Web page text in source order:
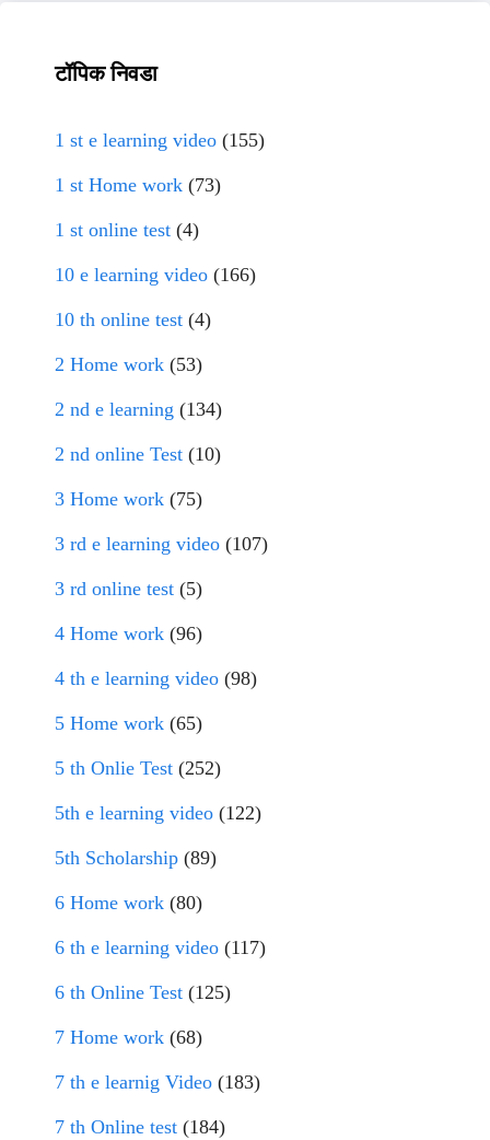
टॉपिक निवडा
1 st e learning video (155)
1 st Home work (73)
1 st online test (4)
10 e learning video (166)
10 th online test (4)
2 Home work (53)
2 nd e learning (134)
2 nd online Test (10)
3 Home work (75)
3 rd e learning video (107)
3 rd online test (5)
4 Home work (96)
4 th e learning video (98)
5 Home work (65)
5 th Onlie Test (252)
5th e learning video (122)
5th Scholarship (89)
6 Home work (80)
6 th e learning video (117)
6 th Online Test (125)
7 Home work (68)
7 th e learnig Video (183)
7 th Online test (184)